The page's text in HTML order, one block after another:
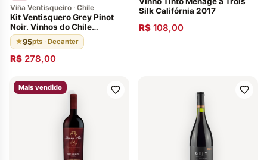
Viña Ventisqueiro · Chile
Kit Ventisquero Grey Pinot
Noir. Vinhos do Chile
Descorchados: 93 pontos.
Envelhecido 12 meses em
barricas de carvalho francês
★95pts · Decanter
R$ 278,00
Silk Califórnia 2017
R$ 108,00
Mais vendido